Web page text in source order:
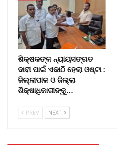
ଶିକ୍ଷକଙ୍କ ନ୍ୟାୟସଙ୍ଗତ
ଦାବୀ ପାଇଁ ଏକାଠି ହେଲା ଓଷ୍ଟା :
ଜିଲ୍ଲାପାଳ ଓ ଜିଲ୍ଲା
ଶିକ୍ଷାଧିକାରୀଙ୍କୁ…
PREV NEXT